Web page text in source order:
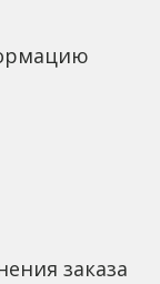
заказа